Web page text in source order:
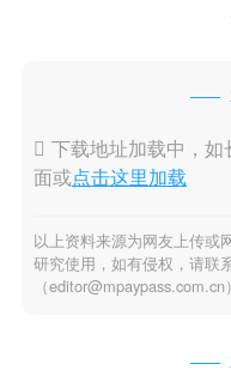
 下载地址加载中，
面或点击这里加载
以上资料来源为网友上传或
研究使用，如有侵权，请联
（editor@mpaypass.com.cn）